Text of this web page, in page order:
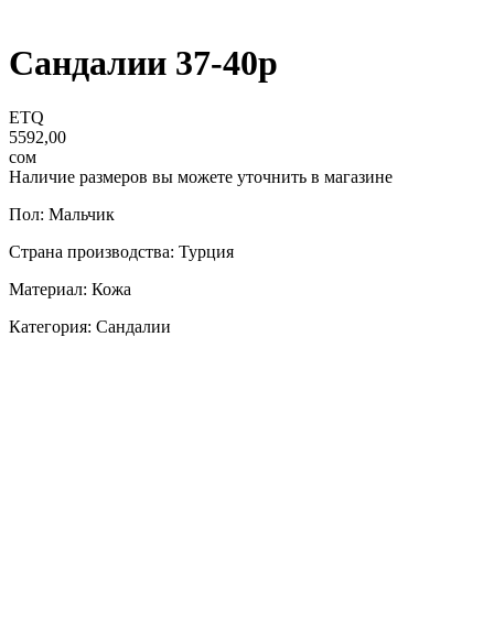
Сандалии 37-40р
ETQ
5592,00
сом
Наличие размеров вы можете уточнить в магазине
Пол: Мальчик
Страна производства: Турция
Материал: Кожа
Категория: Сандалии